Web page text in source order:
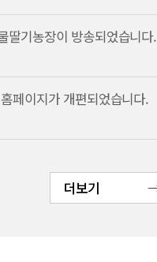
딸기농장이 방송되었습니다.
페이지가 개편되었습니다.
더보기